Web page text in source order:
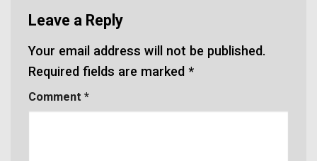
Leave a Reply
Your email address will not be published.
Required fields are marked *
Comment *